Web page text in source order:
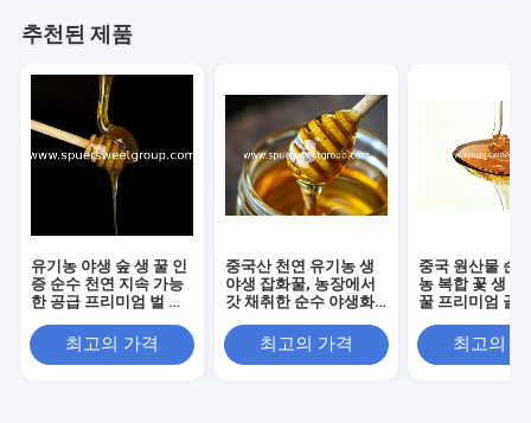
추천된 제품
유기농 야생 숲 생 꿀 인
증 순수 천연 지속 가능
한 공급 프리미엄 벌 꽃
최고의 가격
중국산 천연 유기농 생
야생 잡화꿀, 농장에서
갓 채취한 순수 야생화
최고의 가격
중국 원산물 순
농 복합 꽃 생 꿀
꿀 프리미엄 골
최고의